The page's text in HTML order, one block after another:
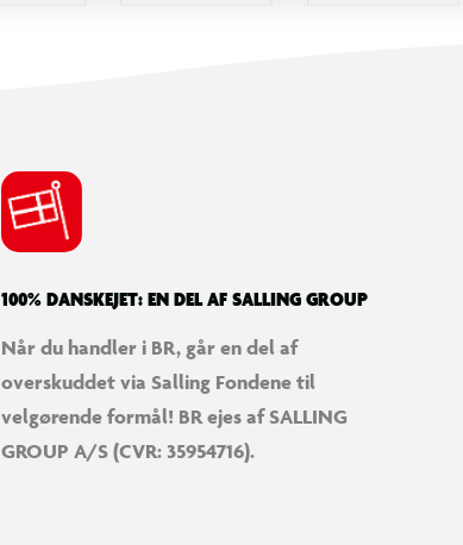
Tid til at sove
100% DANSKEJET: EN DEL AF SALLING GROUP
Når du handler i BR, går en del af
overskuddet via Salling Fondene til
velgørende formål! BR ejes af SALLING
GROUP A/S (CVR: 35954716).